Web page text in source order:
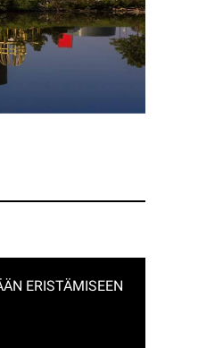
ERISTÄMISEEN